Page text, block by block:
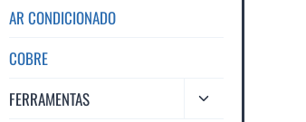
AR CONDICIONADO
COBRE
FERRAMENTAS